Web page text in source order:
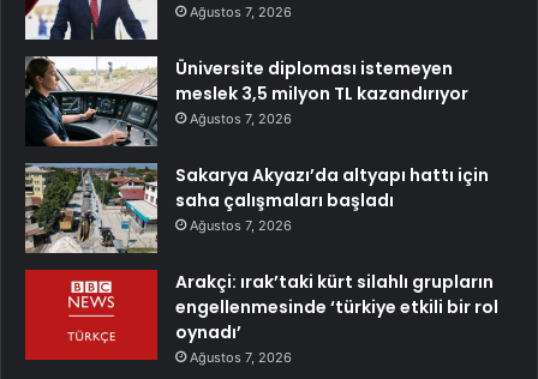
Ağustos 7, 2026
Üniversite diploması istemeyen
meslek 3,5 milyon TL kazandırıyor
Ağustos 7, 2026
Sakarya Akyazı’da altyapı hattı için
saha çalışmaları başladı
Ağustos 7, 2026
Arakçi: ırak’taki kürt silahlı grupların
engellenmesinde ‘türkiye etkili bir rol
oynadı’
Ağustos 7, 2026